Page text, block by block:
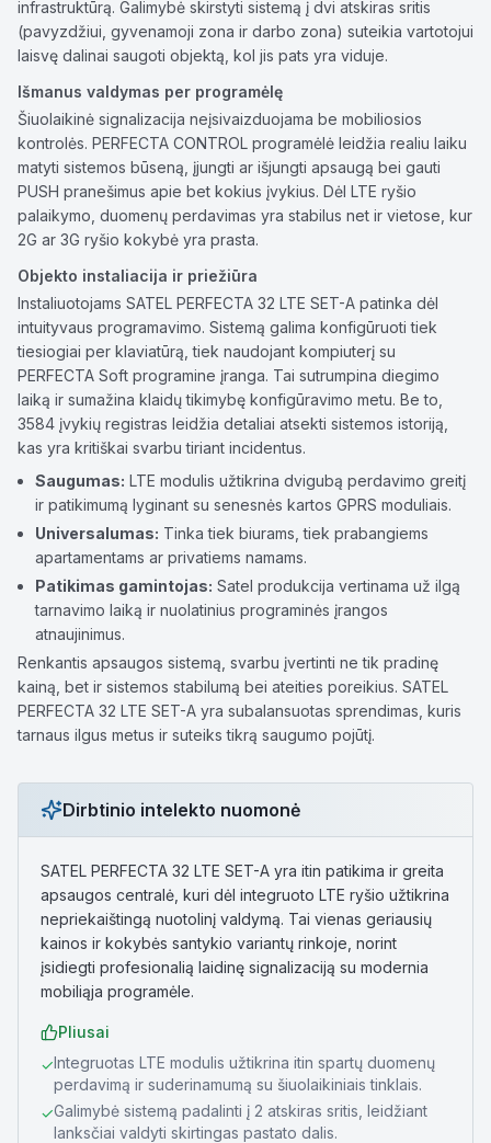
infrastruktūrą. Galimybė skirstyti sistemą į dvi atskiras sritis
(pavyzdžiui, gyvenamoji zona ir darbo zona) suteikia vartotojui
laisvę dalinai saugoti objektą, kol jis pats yra viduje.
Išmanus valdymas per programėlę
Šiuolaikinė signalizacija neįsivaizduojama be mobiliosios
kontrolės. PERFECTA CONTROL programėlė leidžia realiu laiku
matyti sistemos būseną, įjungti ar išjungti apsaugą bei gauti
PUSH pranešimus apie bet kokius įvykius. Dėl LTE ryšio
palaikymo, duomenų perdavimas yra stabilus net ir vietose, kur
2G ar 3G ryšio kokybė yra prasta.
Objekto instaliacija ir priežiūra
Instaliuotojams SATEL PERFECTA 32 LTE SET-A patinka dėl
intuityvaus programavimo. Sistemą galima konfigūruoti tiek
tiesiogiai per klaviatūrą, tiek naudojant kompiuterį su
PERFECTA Soft programine įranga. Tai sutrumpina diegimo
laiką ir sumažina klaidų tikimybę konfigūravimo metu. Be to,
3584 įvykių registras leidžia detaliai atsekti sistemos istoriją,
kas yra kritiškai svarbu tiriant incidentus.
Saugumas: LTE modulis užtikrina dvigubą perdavimo greitį
ir patikimumą lyginant su senesnės kartos GPRS moduliais.
Universalumas: Tinka tiek biurams, tiek prabangiems
apartamentams ar privatiems namams.
Patikimas gamintojas: Satel produkcija vertinama už ilgą
tarnavimo laiką ir nuolatinius programinės įrangos
atnaujinimus.
Renkantis apsaugos sistemą, svarbu įvertinti ne tik pradinę
kainą, bet ir sistemos stabilumą bei ateities poreikius. SATEL
PERFECTA 32 LTE SET-A yra subalansuotas sprendimas, kuris
tarnaus ilgus metus ir suteiks tikrą saugumo pojūtį.
Dirbtinio intelekto nuomonė
SATEL PERFECTA 32 LTE SET-A yra itin patikima ir greita
apsaugos centralė, kuri dėl integruoto LTE ryšio užtikrina
nepriekaištingą nuotolinį valdymą. Tai vienas geriausių
kainos ir kokybės santykio variantų rinkoje, norint
įsidiegti profesionalią laidinę signalizaciją su modernia
mobiliąja programėle.
Pliusai
✓Integruotas LTE modulis užtikrina itin spartų duomenų
perdavimą ir suderinamumą su šiuolaikiniais tinklais.
✓Galimybė sistemą padalinti į 2 atskiras sritis, leidžiant
lanksčiai valdyti skirtingas pastato dalis.